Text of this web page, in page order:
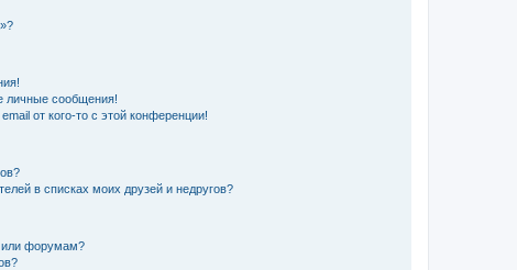
личные сообщения!
от кого-то с этой конференции!
в списках моих друзей и недругов?
или форумам?